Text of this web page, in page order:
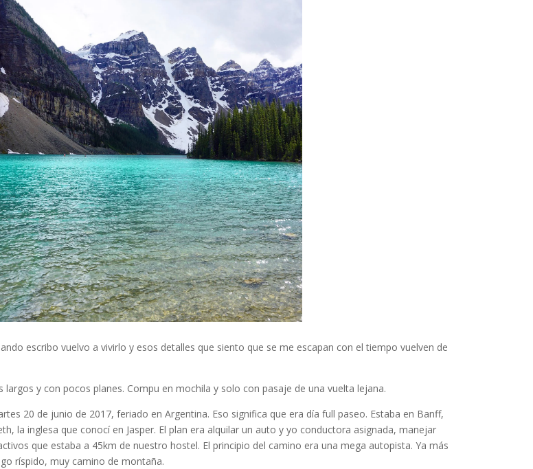
escribo vuelvo a vivirlo y esos detalles que siento que se me escapan con el tiempo vuelven de
largos y con pocos planes. Compu en mochila y solo con pasaje de una vuelta lejana.
20 de junio de 2017, feriado en Argentina. Eso significa que era día full paseo. Estaba en Banff,
la inglesa que conocí en Jasper. El plan era alquilar un auto y yo conductora asignada, manejar
que estaba a 45km de nuestro hostel. El principio del camino era una mega autopista. Ya más
ríspido, muy camino de montaña.